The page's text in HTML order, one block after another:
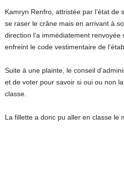
Kamryn Renfro, attristée par l’état de
se raser le crâne mais en arrivant à
direction l’a immédiatement renvoyée
enfreint le code vestimentaire de
Suite à une plainte, le conseil
et de voter pour savoir si oui ou non
classe.
La fillette a donc pu aller en classe le